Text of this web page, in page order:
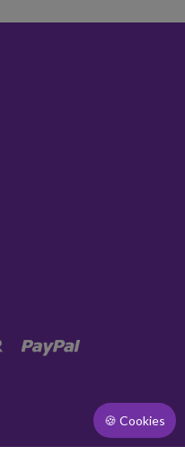
🍪 Cookies